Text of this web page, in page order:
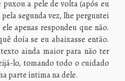
puxou a pele de volta (após eu
segunda vez, lhe perguntei
apenas respondeu que não.
doía se eu abaixasse então.
ainda maior para não ter
lo, tomando todo o cuidado
parte íntima na dele.